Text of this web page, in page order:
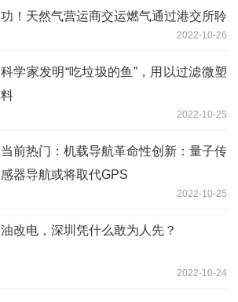
功！天然气营运商交运燃气通过港交所聆
2022-10-26
科学家发明“吃垃圾的鱼”，用以过滤微塑
料
2022-10-25
当前热门：机载导航革命性创新：量子传
感器导航或将取代GPS
2022-10-25
油改电，深圳凭什么敢为人先？
2022-10-24